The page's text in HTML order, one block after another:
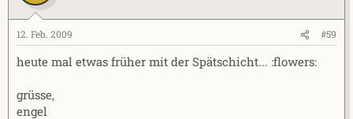
12. Feb. 2009 #59
heute mal etwas früher mit der Spätschicht... :flowers:
grüsse,
engel